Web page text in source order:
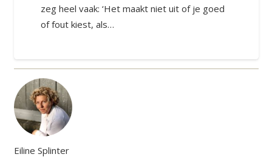
zeg heel vaak: ‘Het maakt niet uit of je goed
of fout kiest, als…
Eiline Splinter